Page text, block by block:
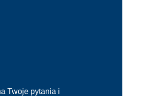
Twoje pytania i